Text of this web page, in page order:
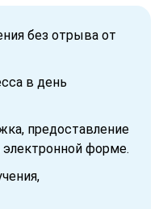
без отрыва от
в день
предоставление
форме.